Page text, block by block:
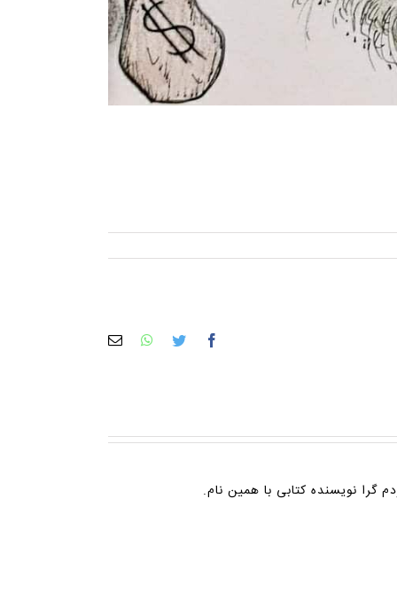
facebook
twitter
whatsapp
پست
گرا نویسنده کتابی با همین نام.